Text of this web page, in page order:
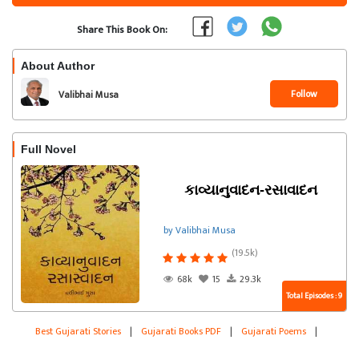
Share This Book On:
About Author
Valibhai Musa Follow
Full Novel
કાવ્યાનુવાદન-રસાવાદન
by Valibhai Musa
(19.5k)
68k
15 29.3k
Total Episodes : 9
Best Gujarati Stories | Gujarati Books PDF | Gujarati Poems |